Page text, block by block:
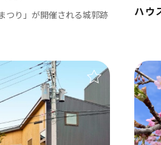
かずさ・臨海
北総
銚
つり」が開催される城郭跡
ハウ